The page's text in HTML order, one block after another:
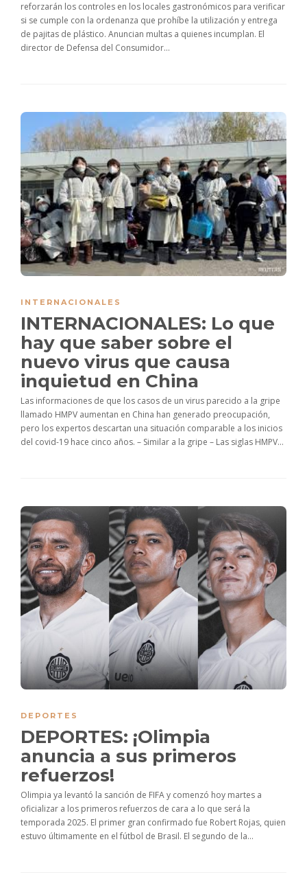
reforzarán los controles en los locales gastronómicos para verificar
si se cumple con la ordenanza que prohíbe la utilización y entrega
de pajitas de plástico. Anuncian multas a quienes incumplan. El
director de Defensa del Consumidor...
INTERNACIONALES
INTERNACIONALES: Lo que
hay que saber sobre el
nuevo virus que causa
inquietud en China
Las informaciones de que los casos de un virus parecido a la gripe
llamado HMPV aumentan en China han generado preocupación,
pero los expertos descartan una situación comparable a los inicios
del covid-19 hace cinco años. – Similar a la gripe – Las siglas HMPV...
DEPORTES
DEPORTES: ¡Olimpia
anuncia a sus primeros
refuerzos!
Olimpia ya levantó la sanción de FIFA y comenzó hoy martes a
oficializar a los primeros refuerzos de cara a lo que será la
temporada 2025. El primer gran confirmado fue Robert Rojas, quien
estuvo últimamente en el fútbol de Brasil. El segundo de la...